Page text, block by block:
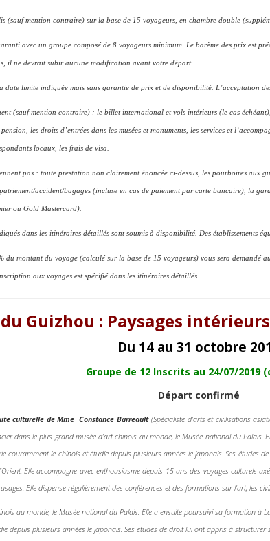
(sauf mention contraire) sur la base de 15 voyageurs, en chambre double
avec un groupe composé de 8 voyageurs minimum. Le barème des prix est
il ne devrait subir aucune modification avant votre départ.
date limite indiquée mais sans garantie de prix et de disponibilité. L’acceptation
(sauf mention contraire) : le billet international et vols intérieurs (le cas échéant),
les droits d’entrées dans les musées et monuments, les services et
locaux, les frais de visa.
pas : toute prestation non clairement énoncée ci-dessus, les pourboires aux
accident/bagages (incluse en cas de paiement par carte bancaire), la
ou Gold Mastercard).
dans les itinéraires détaillés sont soumis à disponibilité. Des établissements
du montant du voyage (calculé sur la base de 15 voyageurs) vous sera demandé
aux voyages est spécifié dans les itinéraires détaillés.
Guizhou : Paysages
Du 14 au 31 octobre
Groupe de 12 Inscrits au 24/07/2019
Départ confirmé
culturelle de Mme Constance Barreault (Spécialiste d’arts et civilisations
dans le plus grand musée d’art chinois au monde, le Musée national du Palais.
couramment le chinois et étudie depuis plusieurs années le japonais. Ses
Elle accompagne avec enthousiasme depuis 15 ans des voyages culturels
Elle dispense régulièrement des conférences et des formations sur l'art, les
au monde, le Musée national du Palais. Elle a ensuite poursuivi sa formation à
depuis plusieurs années le japonais. Ses études de droit lui ont appris à